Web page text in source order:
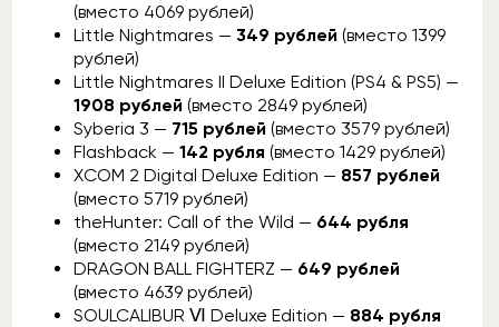
(вместо 4069 рублей)
Little Nightmares — 349 рублей (вместо 1399
рублей)
Little Nightmares II Deluxe Edition (PS4 & PS5) —
1908 рублей (вместо 2849 рублей)
Syberia 3 — 715 рублей (вместо 3579 рублей)
Flashback — 142 рубля (вместо 1429 рублей)
XCOM 2 Digital Deluxe Edition — 857 рублей
(вместо 5719 рублей)
theHunter: Call of the Wild — 644 рубля
(вместо 2149 рублей)
DRAGON BALL FIGHTERZ — 649 рублей
(вместо 4639 рублей)
SOULCALIBUR Ⅵ Deluxe Edition — 884 рубля